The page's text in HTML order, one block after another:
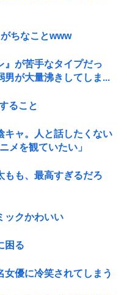
ちなことwww
』が苦手なタイプだっ
が大量沸きしてしま...
ること
キャ。人と話したくない
メを観ていたい」
もも、最高すぎるだろ
クかわいい
困る
女優に冷笑されてしまう